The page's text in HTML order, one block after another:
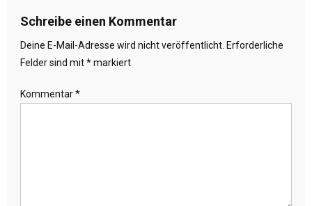
Schreibe einen Kommentar
Deine E-Mail-Adresse wird nicht veröffentlicht. Erforderliche
Felder sind mit*markiert
Kommentar*